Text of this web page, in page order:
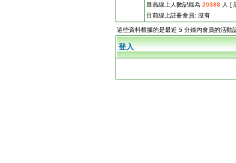
最高線上人數記錄為 20388 人 [
目前線上註冊會員: 沒有
這些資料根據的是最近 5 分鐘內會員的活動
登入